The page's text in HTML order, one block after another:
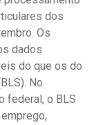
dos
Os
dados
​​do que os do
No
federal, o BLS